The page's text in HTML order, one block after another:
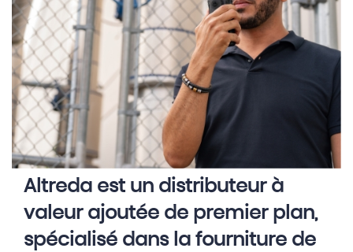
Altreda est un distributeur à
valeur ajoutée de premier plan,
spécialisé dans la fourniture de